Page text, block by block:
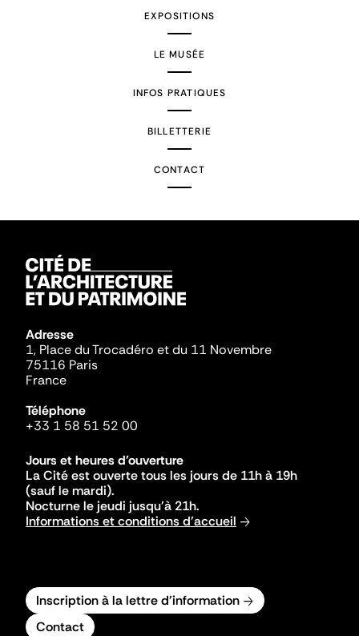
EXPOSITIONS
LE MUSÉE
INFOS PRATIQUES
BILLETTERIE
CONTACT
Adresse
1, Place du Trocadéro et du 11 Novembre
75116 Paris
France
Téléphone
+33 1 58 51 52 00
Jours et heures d'ouverture
La Cité est ouverte tous les jours de 11h à 19h
(sauf le mardi).
Nocturne le jeudi jusqu'à 21h.
Informations et conditions d'accueil
Inscription à la lettre d'information
Contact